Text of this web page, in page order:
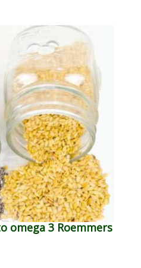
omega 3 Roemmers